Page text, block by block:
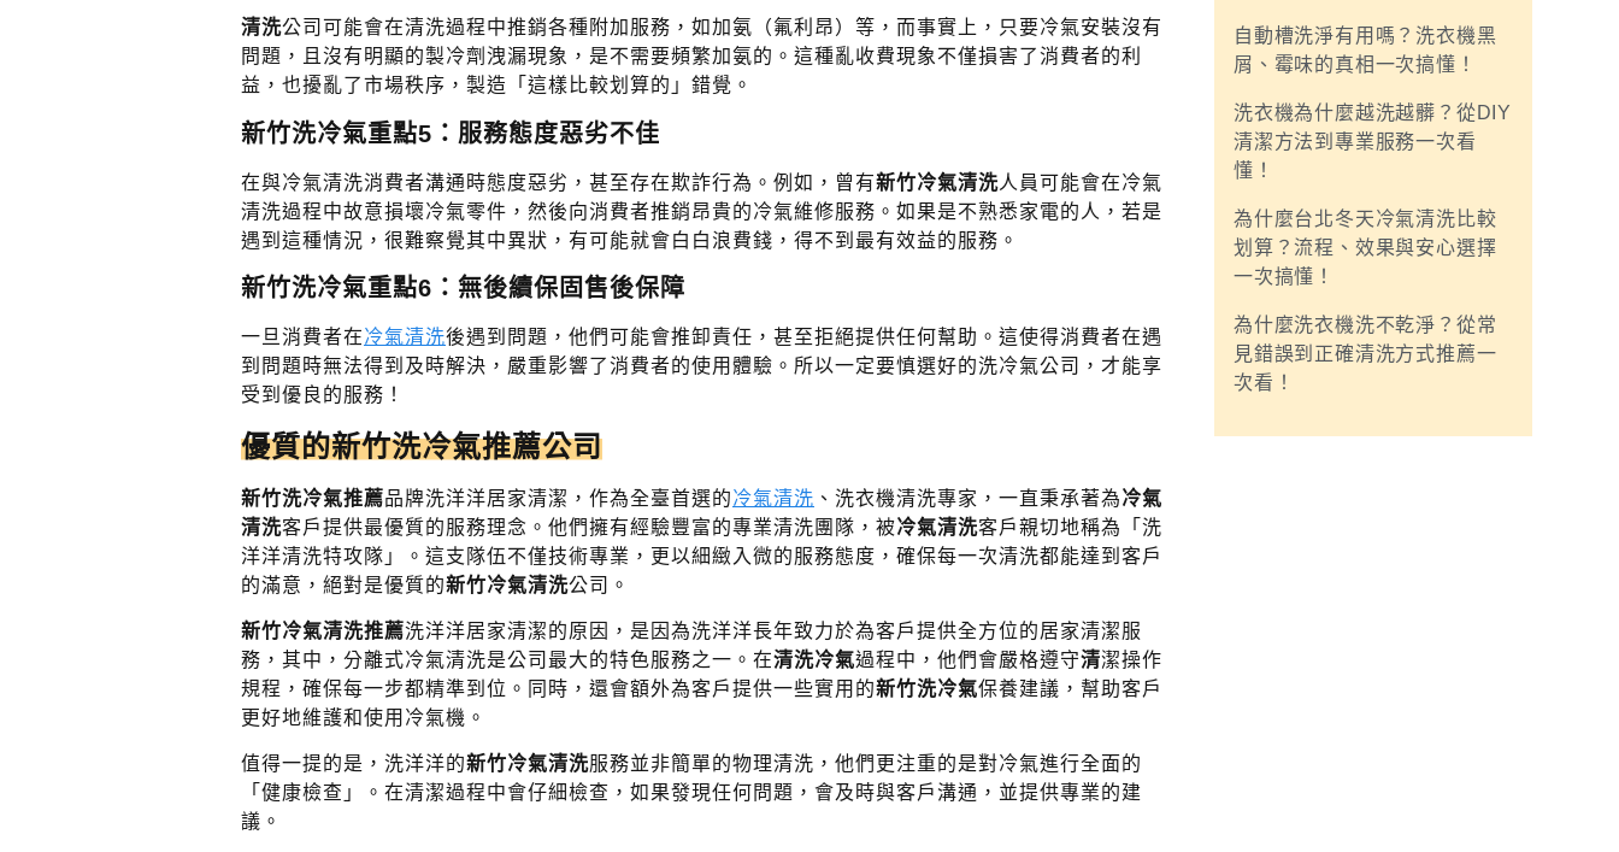
清洗公司可能會在清洗過程中推銷各種附加服務，如加氨（氟利昂）等，而事實上，只要冷氣安裝沒有
問題，且沒有明顯的製冷劑洩漏現象，是不需要頻繁加氨的。這種亂收費現象不僅損害了消費者的利
益，也擾亂了市場秩序，製造「這樣比較划算的」錯覺。
新竹洗冷氣重點5：服務態度惡劣不佳
在與冷氣清洗消費者溝通時態度惡劣，甚至存在欺詐行為。例如，曾有新竹冷氣清洗人員可能會在冷氣
清洗過程中故意損壞冷氣零件，然後向消費者推銷昂貴的冷氣維修服務。如果是不熟悉家電的人，若是
遇到這種情況，很難察覺其中異狀，有可能就會白白浪費錢，得不到最有效益的服務。
新竹洗冷氣重點6：無後續保固售後保障
一旦消費者在冷氣清洗後遇到問題，他們可能會推卸責任，甚至拒絕提供任何幫助。這使得消費者在遇
到問題時無法得到及時解決，嚴重影響了消費者的使用體驗。所以一定要慎選好的洗冷氣公司，才能享
受到優良的服務！
優質的新竹洗冷氣推薦公司
新竹洗冷氣推薦品牌洗洋洋居家清潔，作為全臺首選的冷氣清洗 、洗衣機清洗專家，一直秉承著為冷氣
清洗客戶提供最優質的服務理念。他們擁有經驗豐富的專業清洗團隊，被冷氣清洗客戶親切地稱為「洗
洋洋清洗特攻隊」。這支隊伍不僅技術專業，更以細緻入微的服務態度，確保每一次清洗都能達到客戶
的滿意，絕對是優質的新竹冷氣清洗公司。
新竹冷氣清洗推薦洗洋洋居家清潔的原因，是因為洗洋洋長年致力於為客戶提供全方位的居家清潔服
務，其中，分離式冷氣清洗是公司最大的特色服務之一。在清洗冷氣過程中，他們會嚴格遵守清潔操作
規程，確保每一步都精準到位。同時，還會額外為客戶提供一些實用的新竹洗冷氣保養建議，幫助客戶
更好地維護和使用冷氣機。
值得一提的是，洗洋洋的新竹冷氣清洗服務並非簡單的物理清洗，他們更注重的是對冷氣進行全面的
「健康檢查」。在清潔過程中會仔細檢查，如果發現任何問題，會及時與客戶溝通，並提供專業的建
議。
自動槽洗淨有用嗎？洗衣機黑
屑、霉味的真相一次搞懂！
洗衣機為什麼越洗越髒？從DIY
清潔方法到專業服務一次看
懂！
為什麼台北冬天冷氣清洗比較
划算？流程、效果與安心選擇
一次搞懂！
為什麼洗衣機洗不乾淨？從常
見錯誤到正確清洗方式推薦一
次看！